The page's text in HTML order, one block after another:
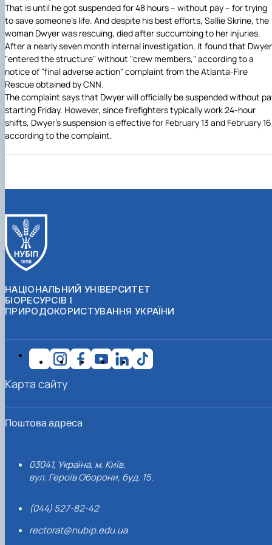
Іноземні мови
Працевлаштування
Їдальні та буфети
Студентські квитки
Центр вивчення мов
Психологічна підтримка
Інклюзивне середовище
Рада молодих вчених
Наукові школи
Стартап школа НУБіП України
Методичні рекомендації, пам'ятки
Форми документів
Патентно-ліцензійна діяльність
ЦКНО «Агропромисловий комплекс, лісове і
садово-паркове господарство, ветеринарна
медицина»
Обладнання НУБіП України
Біоетична комісія
Наукові видання
Досліднику та автору
Звіт про проведення НТЗ
Наукові журнали НУБіП України
Наукові журнали НУБіП України (English)
Пам'ятка про проведення науково-
заходів
Порядок планування та організації
проведення НТЗ
Результати науково-технічних заходів
Наука для бізнесу
Каталог наукових послуг
«SEB-2024»
«SEB-2025»
Наглядова рада
Рада роботодавців
Благодійний фонд «Голосіївська ініціатива
2020»
Історія університету
Видатні випускники та працівники
Звіт ректора
Пам'яті захисників України
Почесні доктори і професори НУБіП України
Пресслужба
Університетський кур'єр
Вибори ректора
Програма розвитку університету
ініціатива – 2025»
Доступ до публічної інформації
Державні закупівлі
Офіційна символіка
Антикорупційні заходи
Уповноважена особа з питань запобігання
виявлення корупції
Положення про антикорупційного
уповноваженого НУБіП України
Національні нормативно-правові акти
Нормативно-правові акти НУБіП України
Інформаційні ресурси НАЗК
Гендерна радниця
Контактна інформація
That is until he got suspended for 48 hours -- without pay -- for trying
to save someone's life. And despite his best efforts, Sallie Skrine, the
woman Dwyer was rescuing, died after succumbing to her injuries.
After a nearly seven month internal investigation, it found that Dwyer
"entered the structure" without "crew members," according to a
notice of "final adverse action" complaint from the Atlanta-Fire
Rescue obtained by CNN.
The complaint says that Dwyer will officially be suspended without
starting Friday. However, since firefighters typically work 24-hour
shifts, Dwyer's suspension is effective for February 13 and February
according to the complaint.
НАЦІОНАЛЬНИЙ УНІВЕРСИТЕТ
БІОРЕСУРСІВ І
ПРИРОДОКОРИСТУВАННЯ УКРАЇНИ
Поштова адреса
03041, Україна, м. Київ,
вул. Героїв Оборони, буд. 15.
(044) 527-82-42
rectorat@nubip.edu.ua
Карта сайту